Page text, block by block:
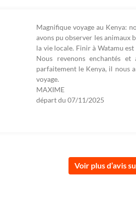
Magnifique voyage au Kenya:
avons pu observer les animaux
la vie locale. Finir à Watamu
Nous revenons enchantés
parfaitement le Kenya, il nous
voyage.
MAXIME
départ du 07/11/2025
Voir plus d’avis